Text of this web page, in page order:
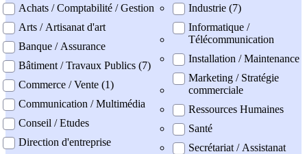
professionel
Achats / Comptabilité / Gestion
Arts / Artisanat d'art
Banque / Assurance
Bâtiment / Travaux Publics (7)
Commerce / Vente (1)
Communication / Multimédia
Conseil / Etudes
Direction d'entreprise
Industrie (7)
Informatique /
Télécommunication
Installation / Maintenance
Marketing / Stratégie
commerciale
Ressources Humaines
Santé
Secrétariat / Assistanat